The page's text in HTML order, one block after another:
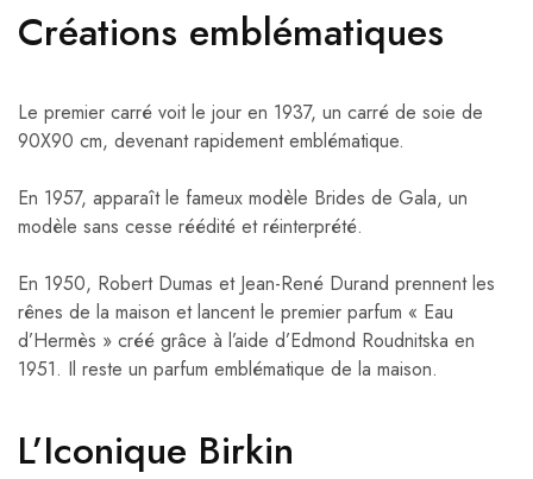
Créations emblématiques
Le premier carré voit le jour en 1937, un carré de soie de
90X90 cm, devenant rapidement emblématique.
En 1957, apparaît le fameux modèle Brides de Gala, un
modèle sans cesse réédité et réinterprété.
En 1950, Robert Dumas et Jean-René Durand prennent les
rênes de la maison et lancent le premier parfum « Eau
d’Hermès » créé grâce à l’aide d’Edmond Roudnitska en
1951. Il reste un parfum emblématique de la maison.
L’Iconique Birkin